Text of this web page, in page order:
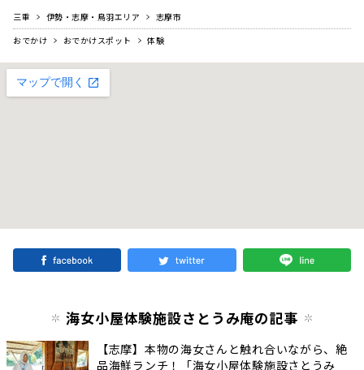
三重 伊勢・志摩・鳥羽エリア
志摩市
おでかけ
おでかけスポット 体験
海女小屋体験施設さとうみ庵の記事
【志摩】本物の海女さんと触れ合いながら、絶
品海鮮ランチ！「海女小屋体験施設さとうみ